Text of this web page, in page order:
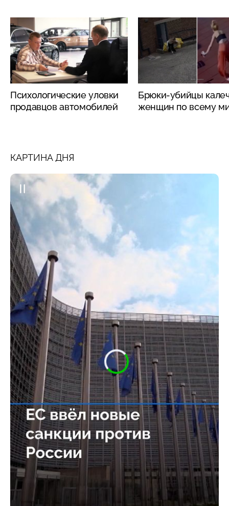
Психологические уловки
продавцов автомобилей
Брюки-убийцы
женщин по всему
КАРТИНА ДНЯ